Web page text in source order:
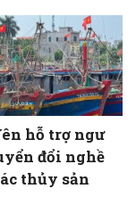
hỗ trợ ngư
đổi nghề
thủy sản